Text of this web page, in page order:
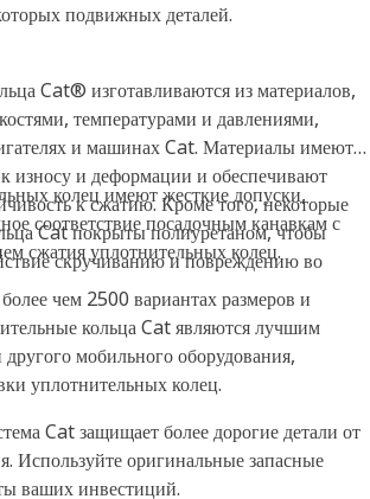
подвижных деталей.
Cat® изготавливаются из материалов,
температурами и давлениями,
и машинах Cat. Материалы имеют
износу и деформации и обеспечивают
к сжатию. Кроме того, некоторые
Cat покрыты полиуретаном, чтобы
скручиванию и повреждению во
колец имеют жесткие допуски,
соответствие посадочным канавкам с
сжатия уплотнительных колец.
чем 2500 вариантах размеров и
кольца Cat являются лучшим
мобильного оборудования,
уплотнительных колец.
Cat защищает более дорогие детали от
Используйте оригинальные запасные
ваших инвестиций.